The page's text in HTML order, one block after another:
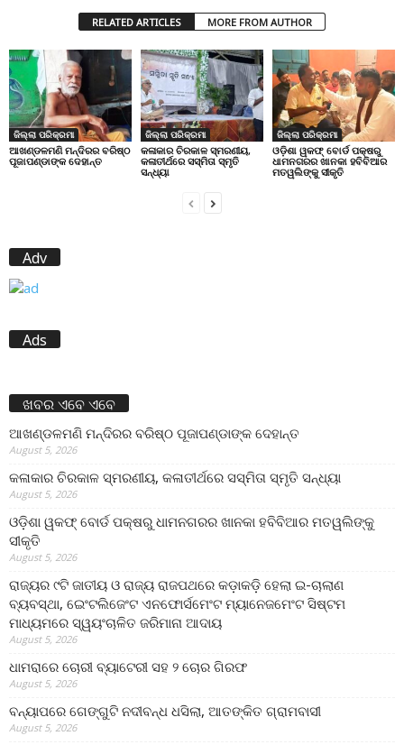
RELATED ARTICLES MORE FROM AUTHOR
ଜିଲ୍ଲା ପରିକ୍ରମା
ଆଖଣ୍ଡଳମଣି ମନ୍ଦିରର ବରିଷ୍ଠ
ପୂଜାପଣ୍ଡାଙ୍କ ଦେହାନ୍ତ
ଜିଲ୍ଲା ପରିକ୍ରମା
କଳାକାର ଚିରକାଳ ସ୍ମରଣୀୟ,
କଳାତୀର୍ଥରେ ସସ୍ମିତା ସ୍ମୃତି
ସନ୍ଧ୍ୟା
ଜିଲ୍ଲା ପରିକ୍ରମା
ଓଡ଼ିଶା ୱକଫ୍ ବୋର୍ଡ ପକ୍ଷରୁ
ଧାମନଗରର ଖାନକା ହବିବିଆର
ମତୱଲିଙ୍କୁ ସୀକୃତି
Adv
Ads
ଖବର ଏବେ ଏବେ
ଆଖଣ୍ଡଳମଣି ମନ୍ଦିରର ବରିଷ୍ଠ ପୂଜାପଣ୍ଡାଙ୍କ ଦେହାନ୍ତ
August 5, 2026
କଳାକାର ଚିରକାଳ ସ୍ମରଣୀୟ, କଳାତୀର୍ଥରେ ସସ୍ମିତା ସ୍ମୃତି ସନ୍ଧ୍ୟା
August 5, 2026
ଓଡ଼ିଶା ୱକଫ୍ ବୋର୍ଡ ପକ୍ଷରୁ ଧାମନଗରର ଖାନକା ହବିବିଆର ମତୱଲିଙ୍କୁ
ସୀକୃତି
August 5, 2026
ରାଜ୍ୟର ୯ଟି ଜାତୀୟ ଓ ରାଜ୍ୟ ରାଜପଥରେ କଡ଼ାକଡ଼ି ହେଲା ଇ-ଚାଲାଣ
ବ୍ୟବସ୍ଥା, ଇେଂଟଲିଜେଂଟ ଏନଫୋର୍ସମେଂଟ ମ୍ୟାନେଜମେଂଟ ସିଷ୍ଟମ
ମାଧ୍ୟମରେ ସ୍ୱୟଂଚାଳିତ ଜରିମାନା ଆଦାୟ
August 5, 2026
ଧାମରାରେ ଚୋରୀ ବ୍ୟାଟେରୀ ସହ ୨ ଚୋର ଗିରଫ
August 5, 2026
ବନ୍ୟାପରେ ଗେଙ୍ଗୁଟି ନଦୀବନ୍ଧ ଧସିଲା, ଆତଙ୍କିତ ଗ୍ରାମବାସୀ
August 5, 2026